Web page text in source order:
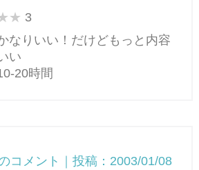
3
なりいい！だけどもっと内容
い
20時間
コメント｜投稿：2003/01/08